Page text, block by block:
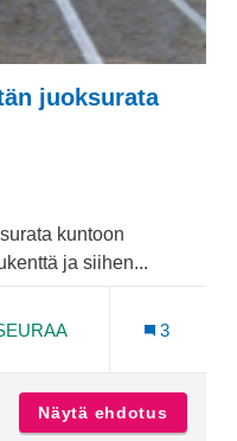
juoksurata
kuntoon
ja siihen...
SEURAAJAA 3
Näytä ehdotus